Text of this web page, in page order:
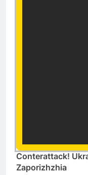
Conterattack!
Zaporizhzhia